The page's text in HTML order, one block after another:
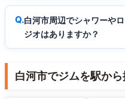
白河市周辺でシャワーや
ジオはありますか？
白河市でジムを駅か